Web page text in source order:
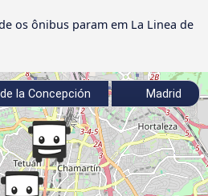
os ônibus param em La Linea de
la Concepción Madrid